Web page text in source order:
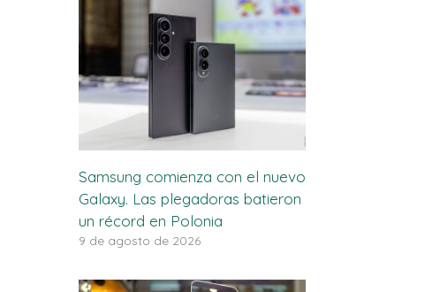
Samsung comienza con el nuevo
Galaxy. Las plegadoras batieron
un récord en Polonia
9 de agosto de 2026